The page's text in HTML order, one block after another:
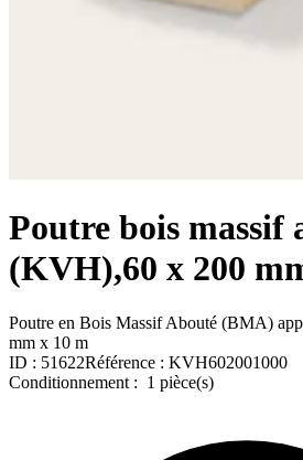
Poutre bois massif
(KVH),60 x 200
Poutre en Bois Massif Abouté (BMA)
mm x 10 m
ID : 51622Référence : KVH602001000
Conditionnement : 1 pièce(s)